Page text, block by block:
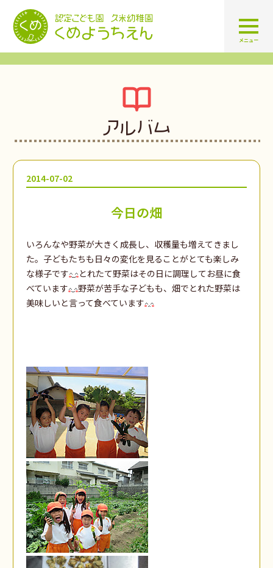
認定こども園 学校法人久米幼
メニュー
アルバム
2014-07-02
今日の畑
いろんなや野菜が大きく成長し、収穫量も増えてきまし
た。子どもたちも日々の変化を見ることがとても楽しみ
な様子です
とれたて野菜はその日に調理してお昼に食
べています
野菜が苦手な子どもも、畑でとれた野菜は
美味しいと言って食べています